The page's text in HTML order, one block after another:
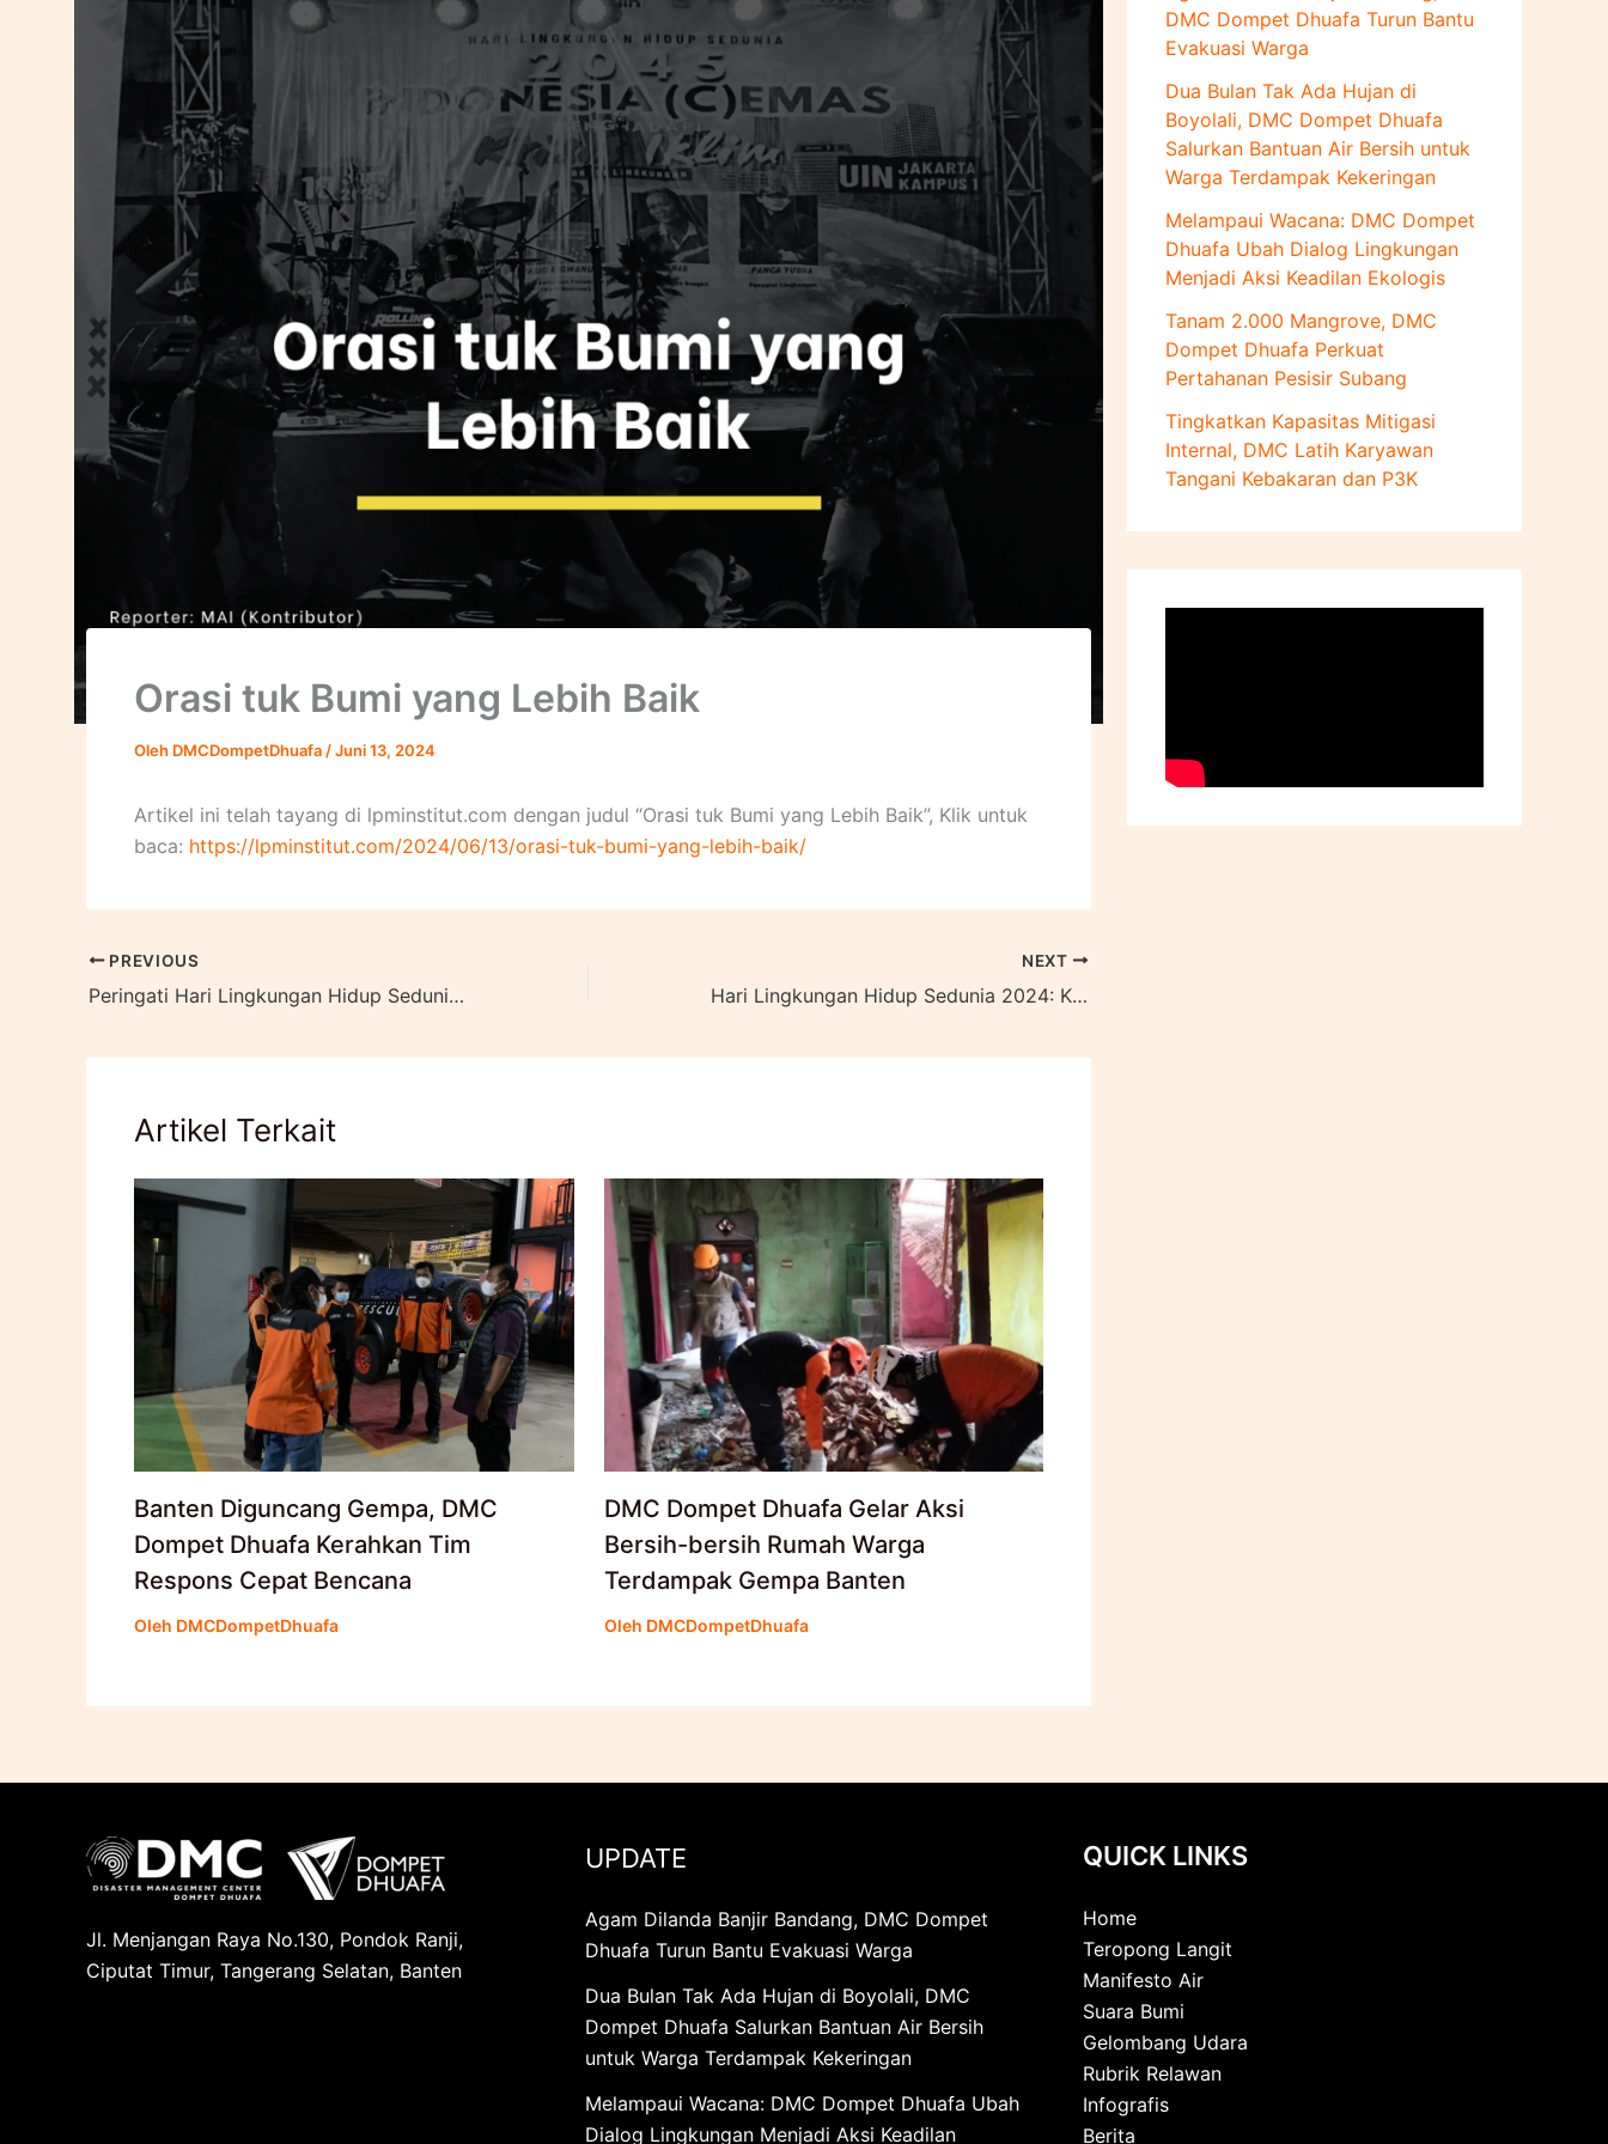
Orasi tuk Bumi yang Lebih Baik
Oleh DMCDompetDhuafa /Juni 13, 2024
Artikel ini telah tayang di lpminstitut.com dengan judul “Orasi tuk Bumi yang Lebih Baik”, Klik untuk
baca: https://lpminstitut.com/2024/06/13/orasi-tuk-bumi-yang-lebih-baik/
PREVIOUS
Peringati Hari Lingkungan Hidup Sedunia 2024, Klaster Filantropi Lingkungan Hidup dan Konservasi Tanam Pohon Serentak di 18 Provinsi di Indonesia
NEXT
Hari Lingkungan Hidup Sedunia 2024: Klaster Filantropi Lingkungan Hidup dan Konservasi Tanam Pohon Serentak di 18 Provinsi di Indonesia
Artikel Terkait
Banten Diguncang Gempa, DMC
Dompet Dhuafa Kerahkan Tim
Respons Cepat Bencana
Oleh DMCDompetDhuafa
DMC Dompet Dhuafa Gelar Aksi
Bersih-bersih Rumah Warga
Terdampak Gempa Banten
Oleh DMCDompetDhuafa
k
:
DMC Dompet Dhuafa Turun Bantu
Evakuasi Warga
Dua Bulan Tak Ada Hujan di
Boyolali, DMC Dompet Dhuafa
Salurkan Bantuan Air Bersih untuk
Warga Terdampak Kekeringan
Melampaui Wacana: DMC Dompet
Dhuafa Ubah Dialog Lingkungan
Menjadi Aksi Keadilan Ekologis
Tanam 2.000 Mangrove, DMC
Dompet Dhuafa Perkuat
Pertahanan Pesisir Subang
Tingkatkan Kapasitas Mitigasi
Internal, DMC Latih Karyawan
Tangani Kebakaran dan P3K
Jl. Menjangan Raya No.130, Pondok Ranji,
Ciputat Timur, Tangerang Selatan, Banten
UPDATE
Agam Dilanda Banjir Bandang, DMC Dompet
Dhuafa Turun Bantu Evakuasi Warga
Dua Bulan Tak Ada Hujan di Boyolali, DMC
Dompet Dhuafa Salurkan Bantuan Air Bersih
untuk Warga Terdampak Kekeringan
Melampaui Wacana: DMC Dompet Dhuafa Ubah
Dialog Lingkungan Menjadi Aksi Keadilan
QUICK LINKS
Home
Teropong Langit
Manifesto Air
Suara Bumi
Gelombang Udara
Rubrik Relawan
Infografis
Berita